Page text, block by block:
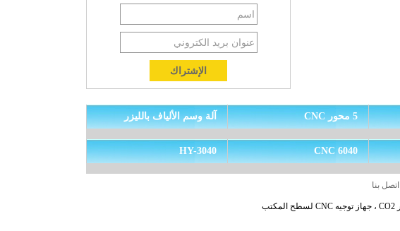
آلة وسم الألياف بالليزر 5 محور CNC
HY-3040 CNC 6040
اتصل بنا